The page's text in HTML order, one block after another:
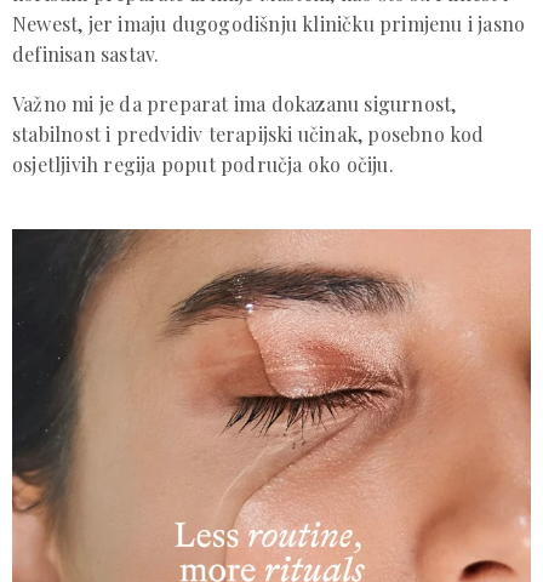
Newest, jer imaju dugogodišnju kliničku primjenu i jasno
definisan sastav.
Važno mi je da preparat ima dokazanu sigurnost,
stabilnost i predvidiv terapijski učinak, posebno kod
osjetljivih regija poput područja oko očiju.